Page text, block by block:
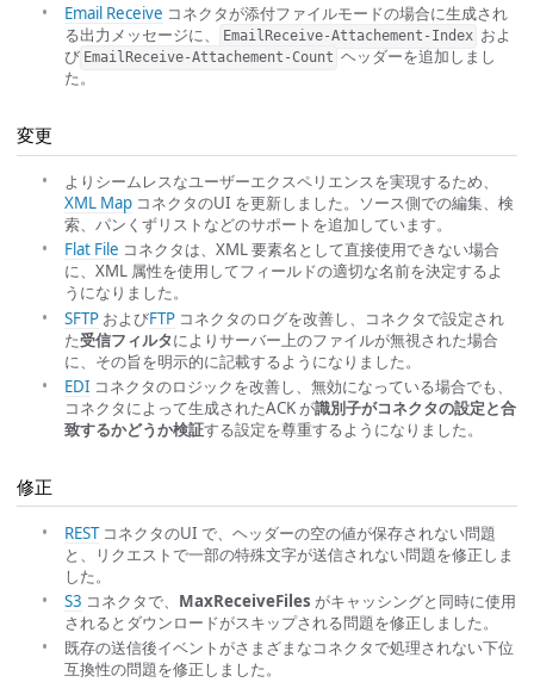
Email Receive コネクタが添付ファイルモードの場合に生成され
る出力メッセージに、
EmailReceive-Attachement-Index およ
び EmailReceive-Attachement-Count ヘッダーを追加しまし
た。
変更
よりシームレスなユーザーエクスペリエンスを実現するため、
XML Map コネクタのUI を更新しました。ソース側での編集、検
索、パンくずリストなどのサポートを追加しています。
Flat File コネクタは、XML 要素名として直接使用できない場合
に、XML 属性を使用してフィールドの適切な名前を決定するよ
うになりました。
SFTP およびFTP コネクタのログを改善し、コネクタで設定され
た受信フィルタによりサーバー上のファイルが無視された場合
に、その旨を明示的に記載するようになりました。
EDI コネクタのロジックを改善し、無効になっている場合でも、
コネクタによって生成されたACK が識別子がコネクタの設定と合
致するかどうか検証する設定を尊重するようになりました。
修正
RESTコネクタのUI で、ヘッダーの空の値が保存されない問題
と、リクエストで一部の特殊文字が送信されない問題を修正しま
した。
S3 コネクタで、 MaxReceiveFiles がキャッシングと同時に使用
されるとダウンロードがスキップされる問題を修正しました。
既存の送信後イベントがさまざまなコネクタで処理されない下位
互換性の問題を修正しました。